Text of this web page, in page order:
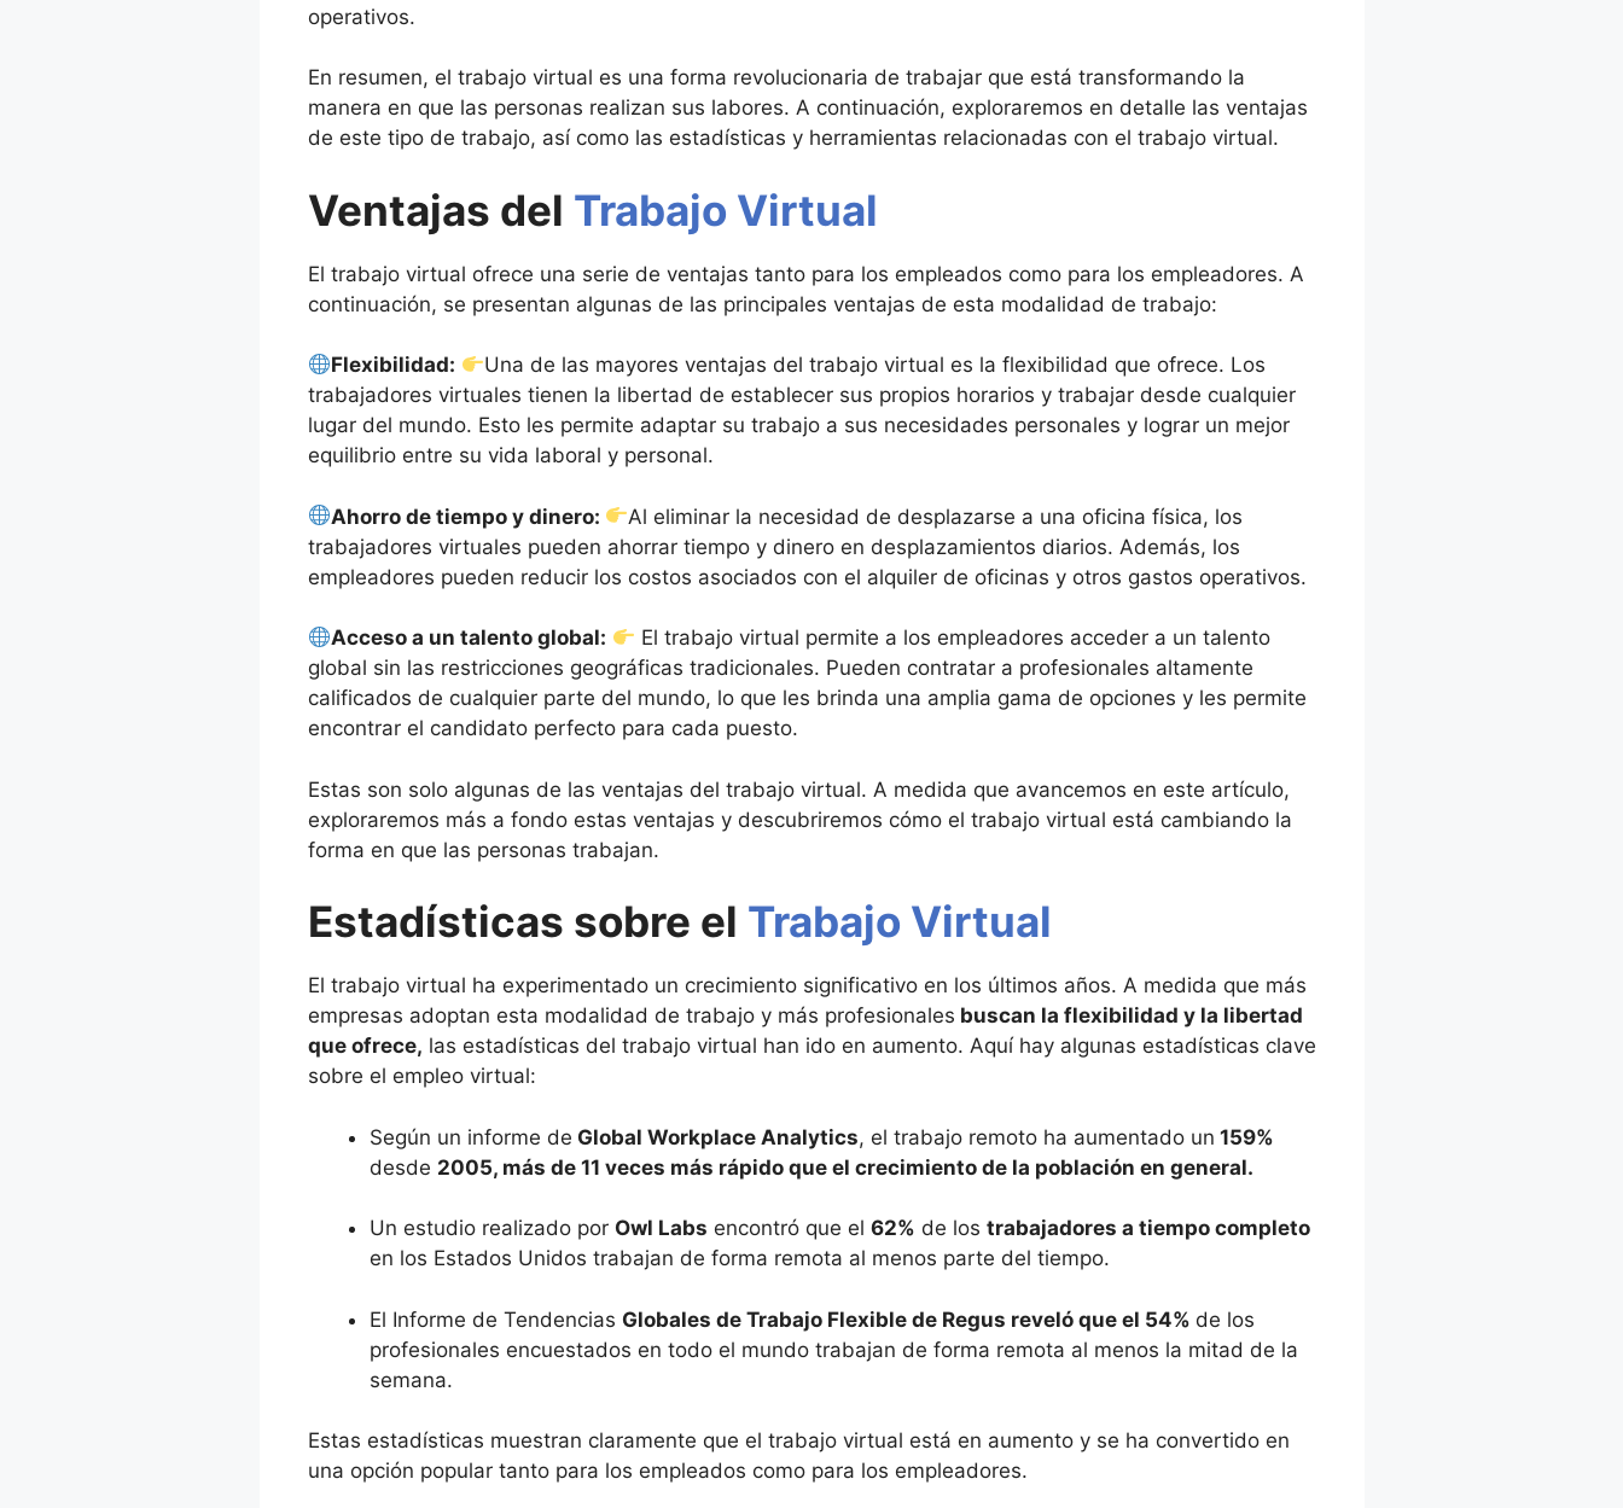
operativos.
En resumen, el trabajo virtual es una forma revolucionaria de trabajar que está transformando la
manera en que las personas realizan sus labores. A continuación, exploraremos en detalle las ventajas
de este tipo de trabajo, así como las estadísticas y herramientas relacionadas con el trabajo virtual.
Ventajas del Trabajo Virtual
El trabajo virtual ofrece una serie de ventajas tanto para los empleados como para los empleadores. A
continuación, se presentan algunas de las principales ventajas de esta modalidad de trabajo:
Flexibilidad:
Una de las mayores ventajas del trabajo virtual es la flexibilidad que ofrece. Los
trabajadores virtuales tienen la libertad de establecer sus propios horarios y trabajar desde cualquier
lugar del mundo. Esto les permite adaptar su trabajo a sus necesidades personales y lograr un mejor
equilibrio entre su vida laboral y personal.
Ahorro de tiempo y dinero:
Al eliminar la necesidad de desplazarse a una oficina física, los
trabajadores virtuales pueden ahorrar tiempo y dinero en desplazamientos diarios. Además, los
empleadores pueden reducir los costos asociados con el alquiler de oficinas y otros gastos operativos.
Acceso a un talento global:
El trabajo virtual permite a los empleadores acceder a un talento
global sin las restricciones geográficas tradicionales. Pueden contratar a profesionales altamente
calificados de cualquier parte del mundo, lo que les brinda una amplia gama de opciones y les permite
encontrar el candidato perfecto para cada puesto.
Estas son solo algunas de las ventajas del trabajo virtual. A medida que avancemos en este artículo,
exploraremos más a fondo estas ventajas y descubriremos cómo el trabajo virtual está cambiando la
forma en que las personas trabajan.
Estadísticas sobre el Trabajo Virtual
El trabajo virtual ha experimentado un crecimiento significativo en los últimos años. A medida que más
empresas adoptan esta modalidad de trabajo y más profesionales buscan la flexibilidad y la libertad
que ofrece, las estadísticas del trabajo virtual han ido en aumento. Aquí hay algunas estadísticas clave
sobre el empleo virtual:
Según un informe de Global Workplace Analytics, el trabajo remoto ha aumentado un 159%
desde 2005, más de 11 veces más rápido que el crecimiento de la población en general.
Un estudio realizado por Owl Labs encontró que el 62% de los trabajadores a tiempo completo
en los Estados Unidos trabajan de forma remota al menos parte del tiempo.
El Informe de Tendencias Globales de Trabajo Flexible de Regus reveló que el 54% de los
profesionales encuestados en todo el mundo trabajan de forma remota al menos la mitad de la
semana.
Estas estadísticas muestran claramente que el trabajo virtual está en aumento y se ha convertido en
una opción popular tanto para los empleados como para los empleadores.